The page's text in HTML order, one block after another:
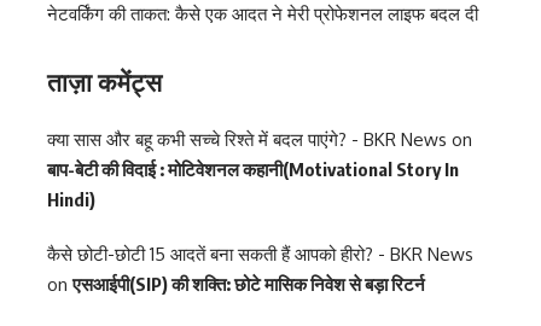
नेटवर्किंग की ताकत: कैसे एक आदत ने मेरी प्रोफेशनल लाइफ बदल दी
ताज़ा कमेंट्स
क्या सास और बहू कभी सच्चे रिश्ते में बदल पाएंगे? - BKR News on
बाप-बेटी की विदाई : मोटिवेशनल कहानी(Motivational Story In
Hindi)
कैसे छोटी-छोटी 15 आदतें बना सकती हैं आपको हीरो? - BKR News
onएसआईपी(SIP) की शक्ति: छोटे मासिक निवेश से बड़ा रिटर्न